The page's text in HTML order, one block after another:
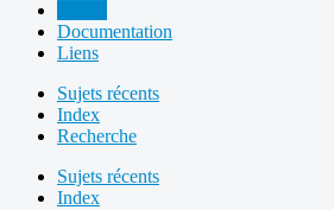
Documentation
Liens
Sujets récents
Index
Recherche
Sujets récents
Index